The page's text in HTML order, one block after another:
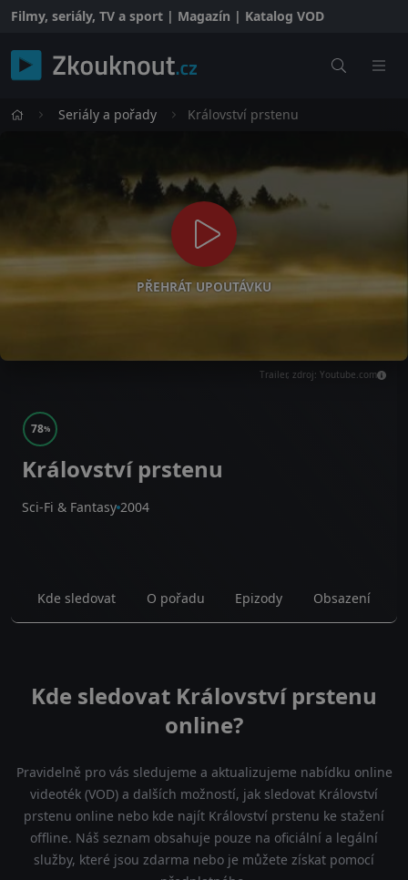
Filmy, seriály, TV a sport | Magazín | Katalog VOD
Seriály a pořady Království prstenu
PŘEHRÁT UPOUTÁVKU
Trailer, zdroj: Youtube.com
78%
Království prstenu
Sci-Fi & Fantasy 2004
Kde sledovat O pořadu Epizody Obsazení
Kde sledovat Království prstenu
online?
Pravidelně pro vás sledujeme a aktualizujeme nabídku online
videoték (VOD) a dalších možností, jak sledovat Království
prstenu online nebo kde najít Království prstenu ke stažení
offline. Náš seznam obsahuje pouze na oficiální a legální
služby, které jsou zdarma nebo je můžete získat pomocí